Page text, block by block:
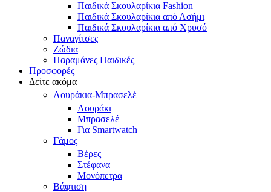
Παιδικά Σκουλαρίκια Fashion
Παιδικά Σκουλαρίκια από Ασήμι
Παιδικά Σκουλαρίκια από Χρυσό
Παναγίτσες
Ζώδια
Παραμάνες Παιδικές
Προσφορές
Δείτε ακόμα
Λουράκια-Μπρασελέ
Λουράκι
Μπρασελέ
Για Smartwatch
Γάμος
Βέρες
Στέφανα
Μονόπετρα
Βάφτιση